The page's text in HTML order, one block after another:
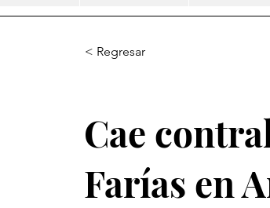
< Regresar
Cae
Farías en